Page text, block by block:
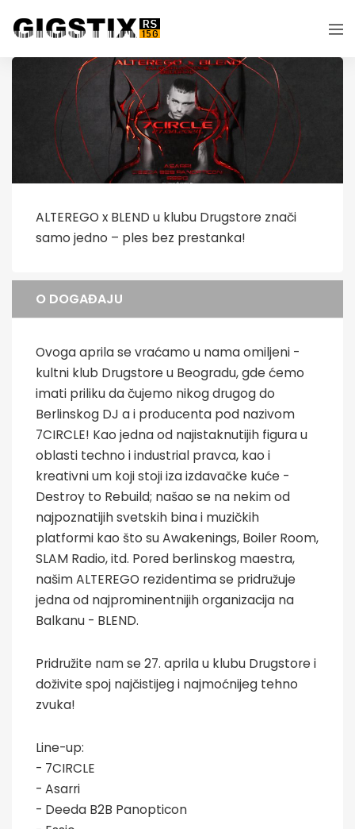
ALTEREGO x BLEND u klubu Drugstore znači
samo jedno – ples bez prestanka!
O DOGAĐAJU
Ovoga aprila se vraćamo u nama omiljeni -
kultni klub Drugstore u Beogradu, gde ćemo
imati priliku da čujemo nikog drugog do
Berlinskog DJ a i producenta pod nazivom
7CIRCLE! Kao jedna od najistaknutijih figura u
oblasti techno i industrial pravca, kao i
kreativni um koji stoji iza izdavačke kuće -
Destroy to Rebuild; našao se na nekim od
najpoznatijih svetskih bina i muzičkih
platformi kao što su Awakenings, Boiler Room,
SLAM Radio, itd. Pored berlinskog maestra,
našim ALTEREGO rezidentima se pridružuje
jedna od najprominentnijih organizacija na
Balkanu - BLEND.
Pridružite nam se 27. aprila u klubu Drugstore i
doživite spoj najčistijeg i najmoćnijeg tehno
zvuka!
Line-up:
- 7CIRCLE
- Asarri
- Deeda B2B Panopticon